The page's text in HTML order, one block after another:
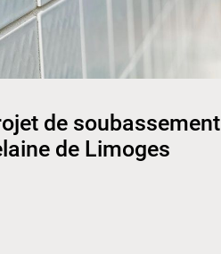
de soubassement
de Limoges